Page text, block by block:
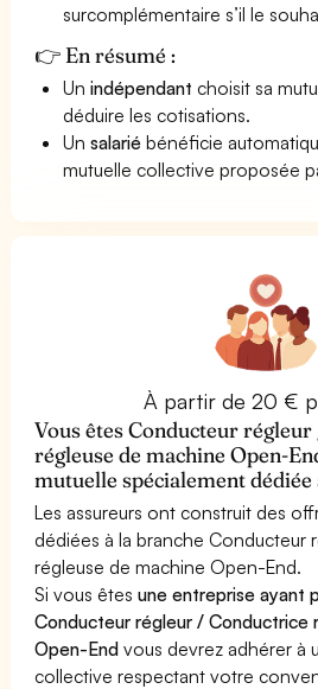
surcomplémentaire s’il le
👉 En résumé :
Unindépendant choisit sa
déduire les cotisations.
Unsalarié bénéficie
mutuelle collective proposée
À partir de 20 €
Vous êtes Conducteur
régleuse de machine Open-
mutuelle spécialement
Les assureurs ont construit des
dédiées à la branche Conducteur
régleuse de machine Open-End.
Si vous êtesune entreprise ayant
Conducteur régleur / Conductrice
Open-End vous devrez adhérer à
collective respectant votre